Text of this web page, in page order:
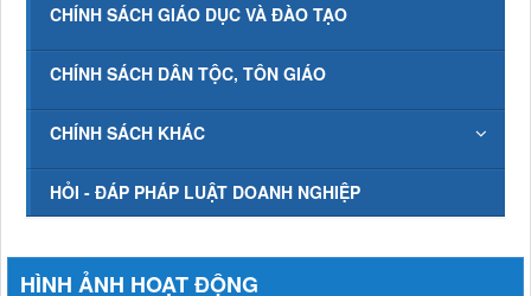
CHÍNH SÁCH GIÁO DỤC VÀ ĐÀO TẠO
CHÍNH SÁCH DÂN TỘC, TÔN GIÁO
CHÍNH SÁCH KHÁC
HỎI - ĐÁP PHÁP LUẬT DOANH NGHIỆP
HÌNH ẢNH HOẠT ĐỘNG